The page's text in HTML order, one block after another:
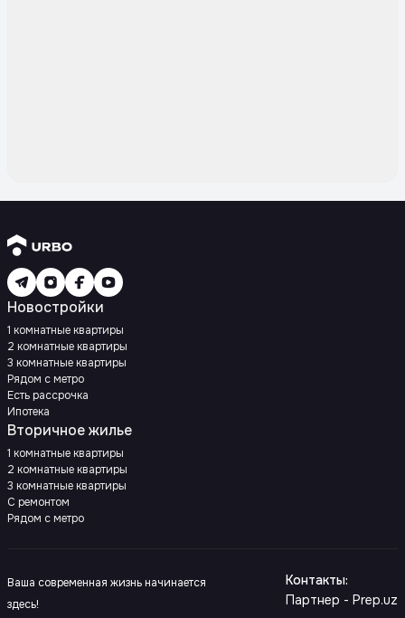
Новостройки
1 комнатные квартиры
2 комнатные квартиры
3 комнатные квартиры
Рядом с метро
Есть рассрочка
Ипотека
Вторичное жилье
1 комнатные квартиры
2 комнатные квартиры
3 комнатные квартиры
С ремонтом
Рядом с метро
Ваша современная жизнь начинается
здесь!
Контакты:
Партнер - Prep.uz